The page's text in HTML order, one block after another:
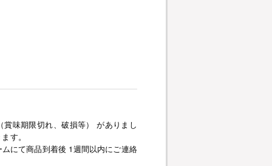
味期限切れ、破損等） がありまし
す。
にて商品到着後 1週間以内にご連絡